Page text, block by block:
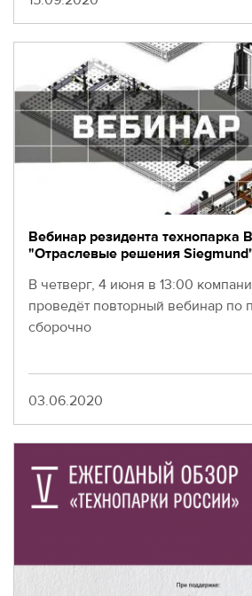
Вебинар резидента технопарка
"Отраслевые решения
В четверг, 4 июня в 13:00
проведёт повторный вебинар по
сборочно
Дата
03.06.2020